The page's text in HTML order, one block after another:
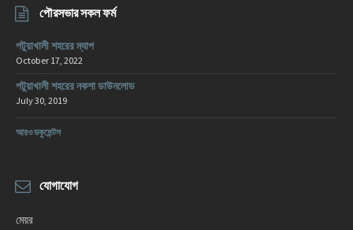
পৌরসভার সকল ফর্ম
পটুয়াখালী শহরের ম্যাপ
October 17, 2022
পটুয়াখালী শহরের নকশা ডাউনলোড
July 30, 2019
আরও ডকুমেন্টস
যোগাযোগ
মেয়র